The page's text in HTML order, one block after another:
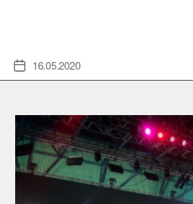
Veröffentlichungsdatum
16.05.2020